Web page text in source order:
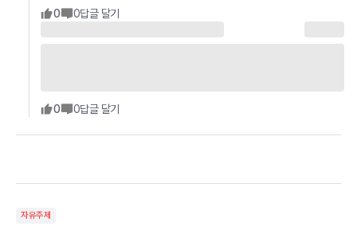
0 0답글 달기
0 0답글 달기
자유주제